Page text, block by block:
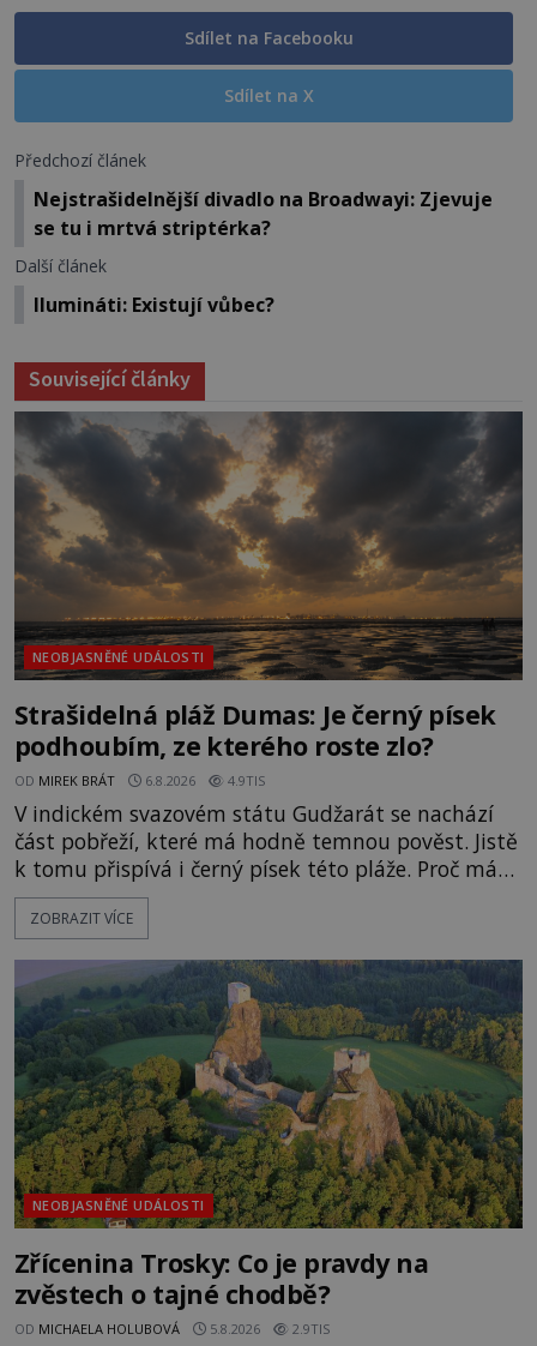
Sdílet na Facebooku
Sdílet na X
Předchozí článek
Nejstrašidelnější divadlo na Broadwayi: Zjevuje
se tu i mrtvá striptérka?
Další článek
Ilumináti: Existují vůbec?
Související články
NEOBJASNĚNÉ UDÁLOSTI
Strašidelná pláž Dumas: Je černý písek
podhoubím, ze kterého roste zlo?
OD MIREK BRÁT 6.8.2026 4.9TIS
V indickém svazovém státu Gudžarát se nachází
část pobřeží, které má hodně temnou pověst. Jistě
k tomu přispívá i černý písek této pláže. Proč má
pláž takové netypické zbarvení? Nakolik jsou
pravdivé historky, že zde došlo k nevysvětlitelným
následovat. Vstupujeme na pláž Dumas ve městě
Surat. Gu
ZOBRAZIT VÍCE
NEOBJASNĚNÉ UDÁLOSTI
Zřícenina Trosky: Co je pravdy na
zvěstech o tajné chodbě?
OD MICHAELA HOLUBOVÁ 5.8.2026 2.9TIS